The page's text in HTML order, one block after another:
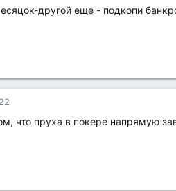
другой еще - подкопи
что пруха в покере напрямую